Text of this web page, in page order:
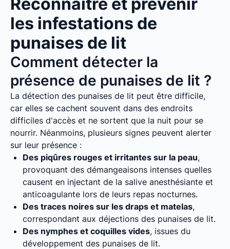
les infestations de
punaises de lit
Comment détecter la
présence de punaises de lit ?
La détection des punaises de lit peut être difficile,
car elles se cachent souvent dans des endroits
difficiles d'accès et ne sortent que la nuit pour se
nourrir. Néanmoins, plusieurs signes peuvent alerter
sur leur présence :
Des piqûres rouges et irritantes sur la peau,
provoquant des démangeaisons intenses quelles
causent en injectant de la salive anesthésiante et
anticoagulante lors de leurs repas nocturnes.
Des traces noires sur les draps et matelas,
correspondant aux déjections des punaises de lit.
Des nymphes et coquilles vides, issues du
développement des punaises de lit.